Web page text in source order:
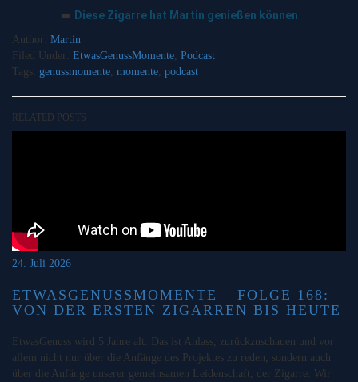
➡️ Diese Zigarre hat Martin genießen können
Author: Martin
Filed Under: EtwasGenussMomente Podcast
Tags: genussmomente momente podcast
RELATED POSTS
24. Juli 2026
ETWASGENUSSMOMENTE – FOLGE 168:
VON DER ERSTEN ZIGARREN BIS HEUTE
EtwasGenuss wird 5 Jahre alt. Das ist Anlass, zurückzuschauen und vor
allem nicht nur über die Anfänge des Projektes zu reden, sondern auch
über die Anfänge unserer gemeinsamen Leidenschaft, der Zigarre. Wir